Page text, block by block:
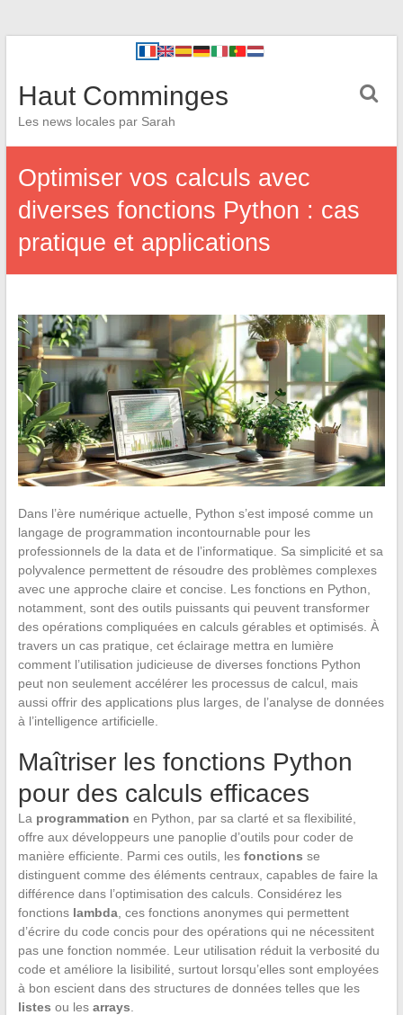
Haut Comminges
Les news locales par Sarah
Optimiser vos calculs avec
diverses fonctions Python : cas
pratique et applications
Dans l’ère numérique actuelle, Python s’est imposé comme un
langage de programmation incontournable pour les
professionnels de la data et de l’informatique. Sa simplicité et sa
polyvalence permettent de résoudre des problèmes complexes
avec une approche claire et concise. Les fonctions en Python,
notamment, sont des outils puissants qui peuvent transformer
des opérations compliquées en calculs gérables et optimisés. À
travers un cas pratique, cet éclairage mettra en lumière
comment l’utilisation judicieuse de diverses fonctions Python
peut non seulement accélérer les processus de calcul, mais
aussi offrir des applications plus larges, de l’analyse de données
à l’intelligence artificielle.
Maîtriser les fonctions Python
pour des calculs efficaces
La programmation en Python, par sa clarté et sa flexibilité,
offre aux développeurs une panoplie d’outils pour coder de
manière efficiente. Parmi ces outils, les fonctions se
distinguent comme des éléments centraux, capables de faire la
différence dans l’optimisation des calculs. Considérez les
fonctions lambda, ces fonctions anonymes qui permettent
d’écrire du code concis pour des opérations qui ne nécessitent
pas une fonction nommée. Leur utilisation réduit la verbosité du
code et améliore la lisibilité, surtout lorsqu’elles sont employées
à bon escient dans des structures de données telles que les
listes ou les arrays